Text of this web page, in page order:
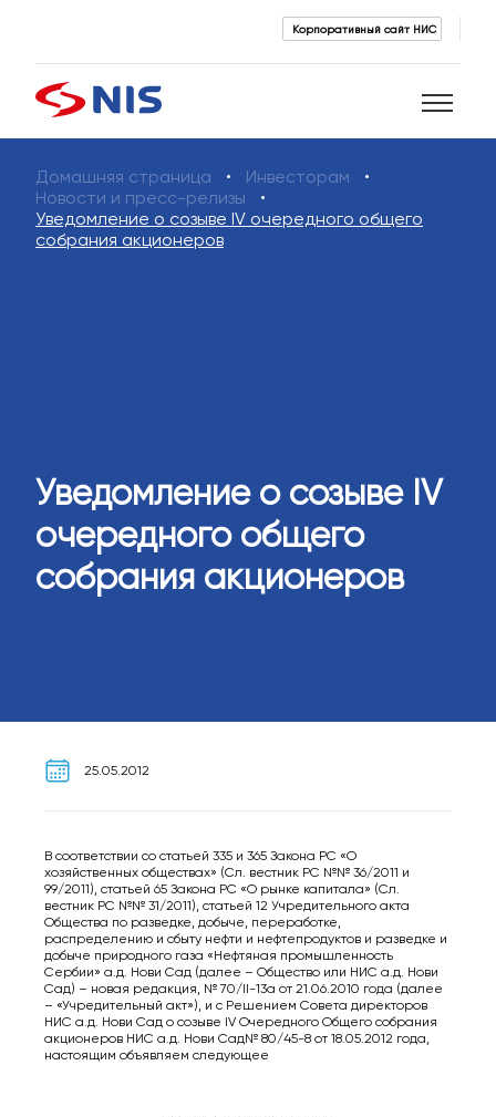
Корпоративный сайт НИС
Поиск
Домашняя страница
Инвесторам
Новости и пресс-релизы
Уведомление о созыве IV очередного общего
собрания акционеров
Уведомление о созыве IV
очередного общего
собрания акционеров
25.05.2012
В соответствии со статьей 335 и 365 Закона РС «О
хозяйственных обществах» (Сл. вестник РС №№ 36/2011 и
99/2011), статьей 65 Закона РС «О рынке капитала» (Сл.
вестник РС №№ 31/2011), статьей 12 Учредительного aкта
Общества по разведке, добыче, переработке,
распределению и сбыту нефти и нефтепродуктов и разведке и
добыче природного газа «Нефтяная промышленность
Сербии» а.д. Нови Сад (далее – Общество или НИС а.д. Нови
Сад) – новая редакция, № 70/II-13a от 21.06.2010 гoда (далее
– «Учредительный акт»), и с Решением Совета директоров
НИС а.д. Нови Сад о созыве IV Очередного Общего собрания
акционеров НИС а.д. Нови Сад№ 80/45-8 от 18.05.2012 года,
настоящим объявляем следующее